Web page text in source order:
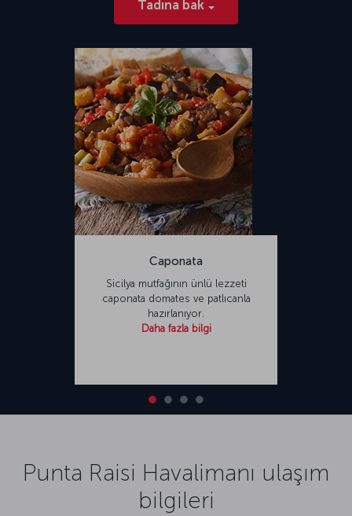
Tadına bak
Caponata
Sicilya mutfağının ünlü lezzeti
caponata domates ve patlıcanla
hazırlanıyor.
Daha fazla bilgi
Punta Raisi Havalimanı ulaşım
bilgileri